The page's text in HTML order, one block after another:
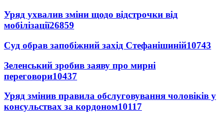
Уряд ухвалив зміни щодо відстрочки від
мобілізації26859
Суд обрав запобіжний захід Стефанішиній10743
Зеленський зробив заяву про мирні
переговори10437
Уряд змінив правила обслуговування чоловіків у
консульствах за кордоном10117